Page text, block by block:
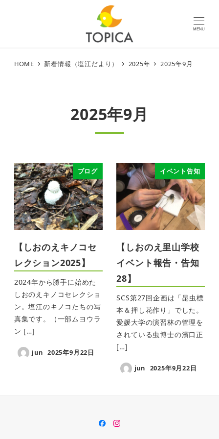
MENU
HOME 新着情報（塩江だより） 2025年 2025年9月
2025年9月
ブログ
【しおのえキノコセ
レクション2025】
2024年から勝手に始めた
しおのえキノコセレクショ
ン。塩江のキノコたちの写
真集です。（一部ムヨウラ
ン […]
jun 2025年9月22日
イベント告知
【しおのえ里山学校
イベント報告・告知
28】
SCS第27回企画は「昆虫標
本＆押し花作り」でした。
愛媛大学の演習林の管理を
されている虫博士の濱口正
[…]
jun 2025年9月22日
Facebook
Instagram